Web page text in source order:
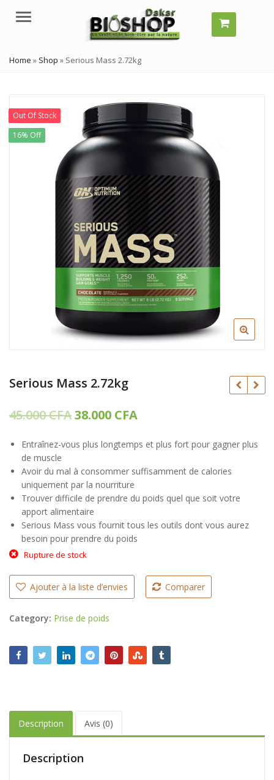
Menu
Home » Shop » Serious Mass 2.72kg
Out Of Stock
16% Off
Serious Mass 2.72kg
CFA
45.000CFALe
initial
était :
45.000 CFA.
38.000 CFALe
actuel
est :
38.000 CFA.
Entraînez-vous plus longtemps et plus fort pour gagner plus
de muscle
Avoir du mal à consommer suffisamment de calories
uniquement par la nourriture
Trouver difficile de prendre du poids quel que soit votre
apport alimentaire
Serious Mass vous fournit tous les outils dont vous aurez
besoin pour prendre du poids
Rupture de stock
Ajouter à la liste d’envies Comparer
Category: Prise de poids
Description Avis (0)
Description